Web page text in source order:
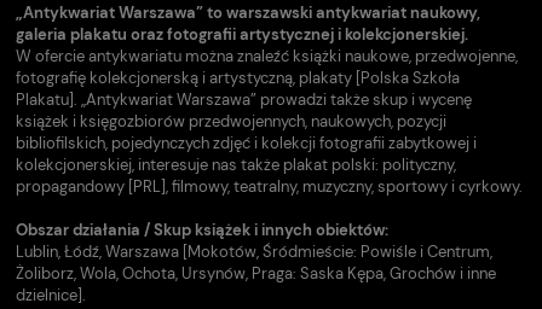
„Antykwariat Warszawa” to warszawski antykwariat naukowy,
galeria plakatu oraz fotografii artystycznej i kolekcjonerskiej.
W ofercie antykwariatu można znaleźć książki naukowe, przedwojenne,
fotografię kolekcjonerską i artystyczną, plakaty [Polska Szkoła
Plakatu]. „Antykwariat Warszawa” prowadzi także skup i wycenę
książek i księgozbiorów przedwojennych, naukowych, pozycji
bibliofilskich, pojedynczych zdjęć i kolekcji fotografii zabytkowej i
kolekcjonerskiej, interesuje nas także plakat polski: polityczny,
propagandowy [PRL], filmowy, teatralny, muzyczny, sportowy i cyrkowy.
Obszar działania / Skup książek i innych obiektów:
Lublin, Łódź, Warszawa [Mokotów, Śródmieście: Powiśle i Centrum,
Żoliborz, Wola, Ochota, Ursynów, Praga: Saska Kępa, Grochów i inne
dzielnice].